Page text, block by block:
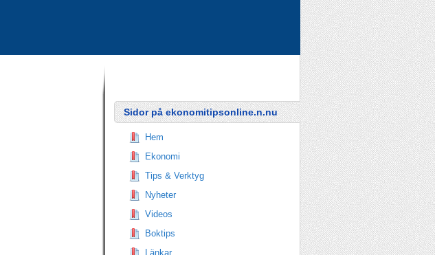
Sidor på ekonomitipsonline.n.nu
Hem
Ekonomi
Tips & Verktyg
Nyheter
Videos
Boktips
Länkar